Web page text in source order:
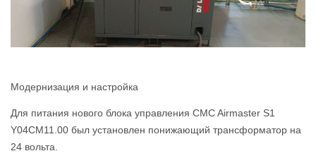
Модернизация и настройка
Для питания нового блока управления CMC Airmaster S1
Y04СМ11.00 был установлен понижающий трансформатор на
24 вольта.